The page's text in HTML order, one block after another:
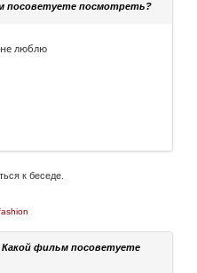
посоветуете посмотреть?
не люблю
к беседе.
Какой фильм посоветуете